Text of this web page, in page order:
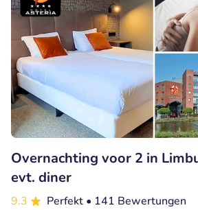
Overnachting voor 2 in
evt. diner
9.3 Perfekt • 141 Bewertungen